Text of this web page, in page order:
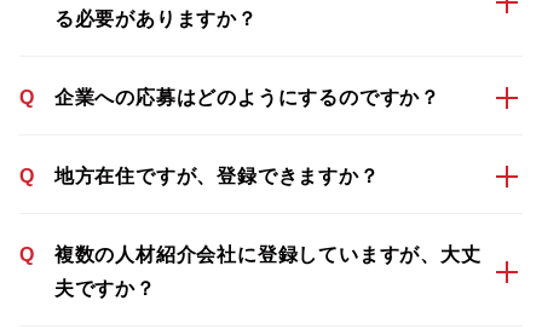
る必要がありますか？
Q 企業への応募はどのようにするのですか？
Q 地方在住ですが、登録できますか？
Q
複数の人材紹介会社に登録していますが、大丈
夫ですか？